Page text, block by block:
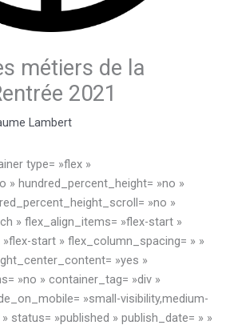
métiers de la
2021
Lambert
type= »flex »
» hundred_percent_height= »no »
»no »
» flex_align_items= »flex-start »
start » flex_column_spacing= » »
»yes »
»no » container_tag= »div »
»small-visibility,medium-
status= »published » publish_date= » »